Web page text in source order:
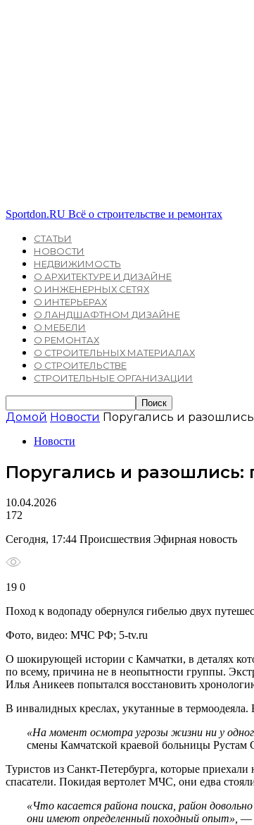
Sportdon.RU Всё о строительстве и ремонтах
СТАТЬИ
НОВОСТИ
НЕДВИЖИМОСТЬ
О АРХИТЕКТУРЕ И ДИЗАЙНЕ
О ИНЖЕНЕРНЫХ СЕТЯХ
О ИНТЕРЬЕРАХ
О ЛАНДШАФТНОМ ДИЗАЙНЕ
О МЕБЕЛИ
О РЕМОНТАХ
О СТРОИТЕЛЬНЫХ МАТЕРИАЛАХ
О СТРОИТЕЛЬСТВЕ
СТРОИТЕЛЬНЫЕ ОРГАНИЗАЦИИ
Домой Новости Поругались и
Новости
Поругались и разошлись:
10.04.2026
172
Сегодня, 17:44 Происшествия Эфирная новость
19 0
Поход к водопаду обернулся гибелью двух
Фото, видео: МЧС РФ; 5-tv.ru
О шокирующей истории с Камчатки, в деталях
по всему, причина не в неопытности группы.
Илья Аникеев попытался восстановить
В инвалидных креслах, укутанные в
«На момент осмотра угрозы жизни ни у
смены Камчатской краевой больницы Рустам
Туристов из Санкт-Петербурга, которые
спасатели. Покидая вертолет МЧС, они едва
«Что касается района поиска, район
они имеют определенный походный опыт», —